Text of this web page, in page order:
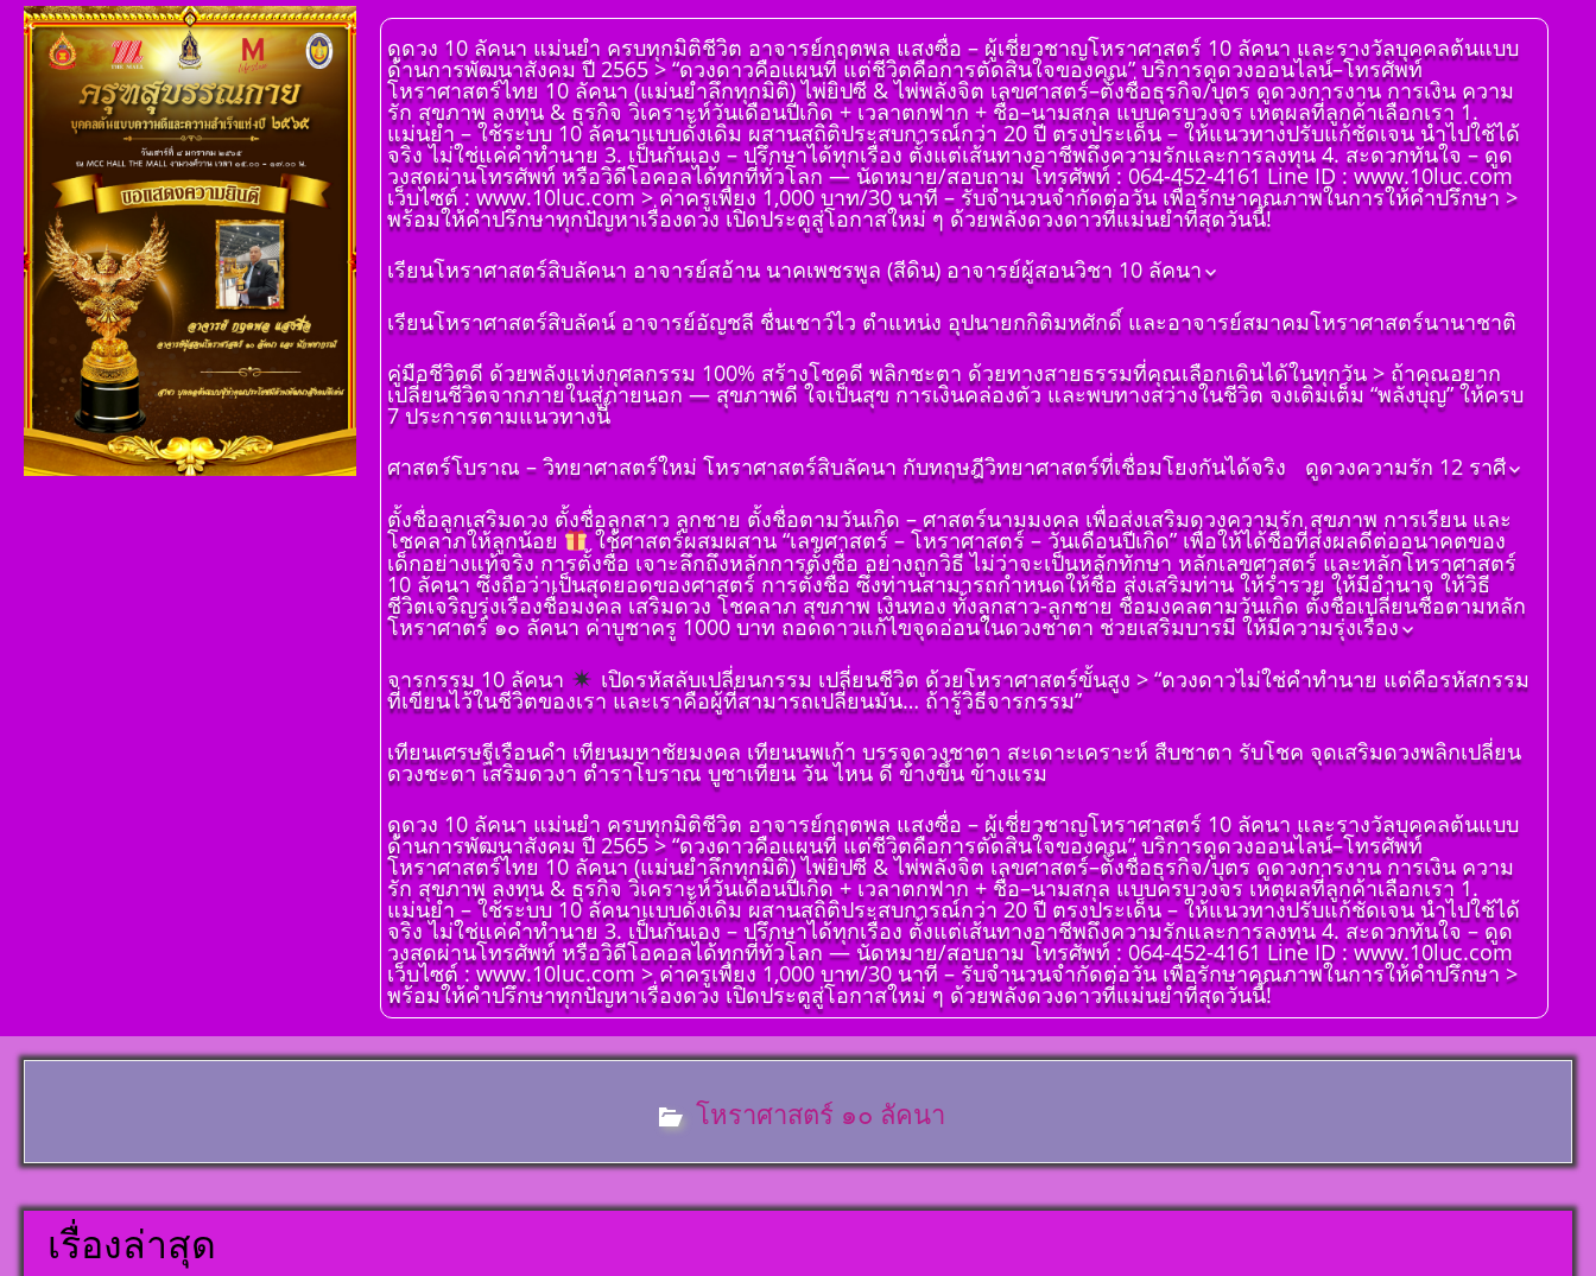
ดูดวง 10 ลัคนา แม่นยำ ครบทุกมิติชีวิต อาจารย์กฤตพล แสงซื่อ – ผู้เชี่ยวชาญโหราศาสตร์ 10 ลัคนา และรางวัลบุคคลต้นแบบ
ด้านการพัฒนาสังคม ปี 2565 > “ดวงดาวคือแผนที่ แต่ชีวิตคือการตัดสินใจของคุณ” บริการดูดวงออนไลน์–โทรศัพท์
โหราศาสตร์ไทย 10 ลัคนา (แม่นยำลึกทุกมิติ) ไพ่ยิปซี & ไพ่พลังจิต เลขศาสตร์–ตั้งชื่อธุรกิจ/บุตร ดูดวงการงาน การเงิน ความ
รัก สุขภาพ ลงทุน & ธุรกิจ วิเคราะห์วันเดือนปีเกิด + เวลาตกฟาก + ชื่อ–นามสกุล แบบครบวงจร เหตุผลที่ลูกค้าเลือกเรา 1.
แม่นยำ – ใช้ระบบ 10 ลัคนาแบบดั้งเดิม ผสานสถิติประสบการณ์กว่า 20 ปี ตรงประเด็น – ให้แนวทางปรับแก้ชัดเจน นำไปใช้ได้
จริง ไม่ใช่แค่คำทำนาย 3. เป็นกันเอง – ปรึกษาได้ทุกเรื่อง ตั้งแต่เส้นทางอาชีพถึงความรักและการลงทุน 4. สะดวกทันใจ – ดูด
วงสดผ่านโทรศัพท์ หรือวิดีโอคอลได้ทุกที่ทั่วโลก — นัดหมาย/สอบถาม โทรศัพท์ : 064-452-4161 Line ID : www.10luc.com
เว็บไซต์ : www.10luc.com > ค่าครูเพียง 1,000 บาท/30 นาที – รับจำนวนจำกัดต่อวัน เพื่อรักษาคุณภาพในการให้คำปรึกษา >
พร้อมให้คำปรึกษาทุกปัญหาเรื่องดวง เปิดประตูสู่โอกาสใหม่ ๆ ด้วยพลังดวงดาวที่แม่นยำที่สุดวันนี้!
เรียนโหราศาสตร์สิบลัคนา อาจารย์สอ้าน นาคเพชรพูล (สีดิน) อาจารย์ผู้สอนวิชา 10 ลัคนา
โ ห ร า ส า ด (ฉบับ
เรียนรู้โดยไม่ต้องถาม)
พูล(สีดิน) บทที่ ๑ บทนำ
โ ห ร า ส า ด (ฉบับ
เรียนรู้โดยไม่ต้องถาม)
โดย สอ้าน นาคเพชร
พูล(สีดิน) บทที่ ๒ พื้น
โ ห ร า ส า ด (ฉบับ
เรียนรู้โดยไม่ต้องถาม)
โดย สอ้าน นาคเพชร
พูล (สีดิน) บทที่ ๓
ดวงดาวและเลขหมาย
แทนดาว
โ ห ร า ส า ด (ฉบับ
เรียนรู้โดยไม่ต้องถาม)
โดย สอ้าน นาคเพชร
พูล (สีดิน) บทที่ ๔ ที่มา
ของดวง ๑๒ ราศีจักร
โ ห ร า ส า ด (ฉบับ
เรียนรู้โดยไม่ต้องถาม)
โดย สอ้าน นาคเพชร
พูล(สีดิน) บทที่ ๕
การนำเอาดวง ๘ ราศี
จักรมาเพื่อพยากรณ์
โ ห ร า ส า ด (ฉบับ
เรียนรู้โดยไม่ต้องถาม)
โดย สอ้าน นาคเพชร
พูล(สีดิน) บทที่ ๖ ดวง
ทักษา
โ ห ร า ส า ด (ฉบับ
โ ห ร า ส า ด (ฉบับ
โดย สอ้าน นาคเพชร
เรียนโหราศาสตร์สิบลัคน์ อาจารย์อัญชลี ชื่นเชาว์ไว ตำแหน่ง อุปนายกกิติมหศักดิ์ และอาจารย์สมาคมโหราศาสตร์นานาชาติ
คู่มือชีวิตดี ด้วยพลังแห่งกุศลกรรม 100% สร้างโชคดี พลิกชะตา ด้วยทางสายธรรมที่คุณเลือกเดินได้ในทุกวัน > ถ้าคุณอยาก
เปลี่ยนชีวิตจากภายในสู่ภายนอก — สุขภาพดี ใจเป็นสุข การเงินคล่องตัว และพบทางสว่างในชีวิต จงเติมเต็ม “พลังบุญ” ให้ครบ
7 ประการตามแนวทางนี้
ศาสตร์โบราณ – วิทยาศาสตร์ใหม่ โหราศาสตร์สิบลัคนา กับทฤษฎีวิทยาศาสตร์ที่เชื่อมโยงกันได้จริง
ดูดวงความรัก 12 ราศี
ดูดวงราศีเมษ
ดูดวงราศีพฤษภ
ดูดวง ราศีเมถุน
ดูดวง ราศีกรกฎ
ดูดวง ราศีสิงห์
ดูดวง ราศีกันย์
ดูดวง ราศีพิจิก
ดูดวง ราศีมังกร
ราศีมีน
ดูดวง ราศีกุมภ์
ตั้งชื่อลูกเสริมดวง ตั้งชื่อลูกสาว ลูกชาย ตั้งชื่อตามวันเกิด – ศาสตร์นามมงคล เพื่อส่งเสริมดวงความรัก สุขภาพ การเรียน และ
โชคลาภให้ลูกน้อย ใช้ศาสตร์ผสมผสาน “เลขศาสตร์ – โหราศาสตร์ – วันเดือนปีเกิด” เพื่อให้ได้ชื่อที่ส่งผลดีต่ออนาคตของ
เด็กอย่างแท้จริง การตั้งชื่อ เจาะลึกถึงหลักการตั้งชื่อ อย่างถูกวิธี ไม่ว่าจะเป็นหลักทักษา หลักเลขศาสตร์ และหลักโหราศาสตร์
10 ลัคนา ซึ่งถือว่าเป็นสุดยอดของศาสตร์ การตั้งชื่อ ซึ่งท่านสามารถกำหนดให้ชื่อ ส่งเสริมท่าน ให้ร่ำรวย ให้มีอำนาจ ให้วิธี
ชีวิตเจริญรุ่งเรืองชื่อมงคล เสริมดวง โชคลาภ สุขภาพ เงินทอง ทั้งลูกสาว-ลูกชาย ชื่อมงคลตามวันเกิด ตั้งชื่อเปลี่ยนชื่อตามหลัก
โหราศาตร์ ๑๐ ลัคนา ค่าบูชาครู 1000 บาท ถอดดาวแก้ไขจุดอ่อนในดวงชาตา ช่วยเสริมบารมี ให้มีความรุ่งเรื่อง
ตั้งชื่อมงคลคนเกิดวัน
จันทร์ ตั้งชื่อดี เป็น
มงคล ชื่อมงคล ตั้งชื่อ
พลังดาวพระเคราะห์
ตั้งดวงถอดดาวด้วย
โหราศาตร์ ๑๐ ลัคนา
ออกมาเป็นจุดอ่อนจุด
แข็งแก้ไขข้อบกพร่อง
ในพื้นดวงชาตา
ตั้งชื่อมงคลคนเกิดวัน
อังคาร ตั้งชื่อดี เป็น
มงคล ชื่อมงคล ตั้งชื่อ
เลขศาสตร์ มหาทักษา
พลังดาวพระเคราะห์
ตั้งดวงถอดดาวด้วย
โหราศาตร์ ๑๐ ลัคนา
ออกมาเป็นจุดอ่อนจุด
แข็งแก้ไขข้อบกพร่อง
ชื่อมงคล ตั้งชื่อ เลข
ดาวพระเคราะห์ ตั้ง
จารกรรม 10 ลัคนา เปิดรหัสลับเปลี่ยนกรรม เปลี่ยนชีวิต ด้วยโหราศาสตร์ขั้นสูง > “ดวงดาวไม่ใช่คำทำนาย แต่คือรหัสกรรม
ที่เขียนไว้ในชีวิตของเรา และเราคือผู้ที่สามารถเปลี่ยนมัน… ถ้ารู้วิธีจารกรรม”
เทียนเศรษฐีเรือนคำ เทียนมหาชัยมงคล เทียนนพเก้า บรรจุดวงชาตา สะเดาะเคราะห์ สืบชาตา รับโชค จุดเสริมดวงพลิกเปลี่ยน
ดวงชะตา เสริมดวงา ตําราโบราณ บูชาเทียน วัน ไหน ดี ข้างขึ้น ข้างแรม
ดูดวง 10 ลัคนา แม่นยำ ครบทุกมิติชีวิต อาจารย์กฤตพล แสงซื่อ – ผู้เชี่ยวชาญโหราศาสตร์ 10 ลัคนา และรางวัลบุคคลต้นแบบ
ด้านการพัฒนาสังคม ปี 2565 > “ดวงดาวคือแผนที่ แต่ชีวิตคือการตัดสินใจของคุณ” บริการดูดวงออนไลน์–โทรศัพท์
โหราศาสตร์ไทย 10 ลัคนา (แม่นยำลึกทุกมิติ) ไพ่ยิปซี & ไพ่พลังจิต เลขศาสตร์–ตั้งชื่อธุรกิจ/บุตร ดูดวงการงาน การเงิน ความ
รัก สุขภาพ ลงทุน & ธุรกิจ วิเคราะห์วันเดือนปีเกิด + เวลาตกฟาก + ชื่อ–นามสกุล แบบครบวงจร เหตุผลที่ลูกค้าเลือกเรา 1.
แม่นยำ – ใช้ระบบ 10 ลัคนาแบบดั้งเดิม ผสานสถิติประสบการณ์กว่า 20 ปี ตรงประเด็น – ให้แนวทางปรับแก้ชัดเจน นำไปใช้ได้
จริง ไม่ใช่แค่คำทำนาย 3. เป็นกันเอง – ปรึกษาได้ทุกเรื่อง ตั้งแต่เส้นทางอาชีพถึงความรักและการลงทุน 4. สะดวกทันใจ – ดูด
วงสดผ่านโทรศัพท์ หรือวิดีโอคอลได้ทุกที่ทั่วโลก — นัดหมาย/สอบถาม โทรศัพท์ : 064-452-4161 Line ID : www.10luc.com
เว็บไซต์ : www.10luc.com > ค่าครูเพียง 1,000 บาท/30 นาที – รับจำนวนจำกัดต่อวัน เพื่อรักษาคุณภาพในการให้คำปรึกษา >
พร้อมให้คำปรึกษาทุกปัญหาเรื่องดวง เปิดประตูสู่โอกาสใหม่ ๆ ด้วยพลังดวงดาวที่แม่นยำที่สุดวันนี้!
โหราศาสตร์ ๑๐ ลัคนา
เรื่องล่าสุด